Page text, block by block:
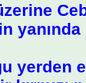
yerden